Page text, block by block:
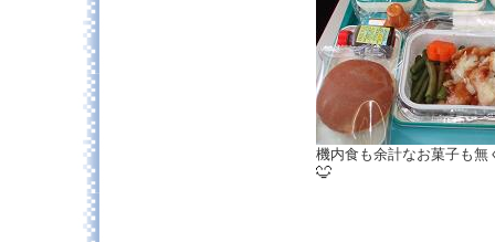
機内食も余計なお菓子も